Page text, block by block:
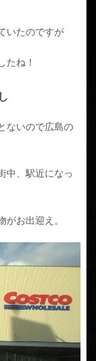
いたのですが
たね！
ないので広島の
中、駅近になっ
お出迎え。